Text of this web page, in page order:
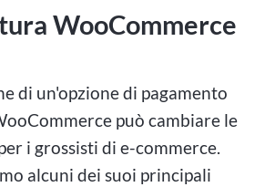
WooCommerce
di un'opzione di pagamento
può cambiare le
i grossisti di e-commerce.
alcuni dei suoi principali